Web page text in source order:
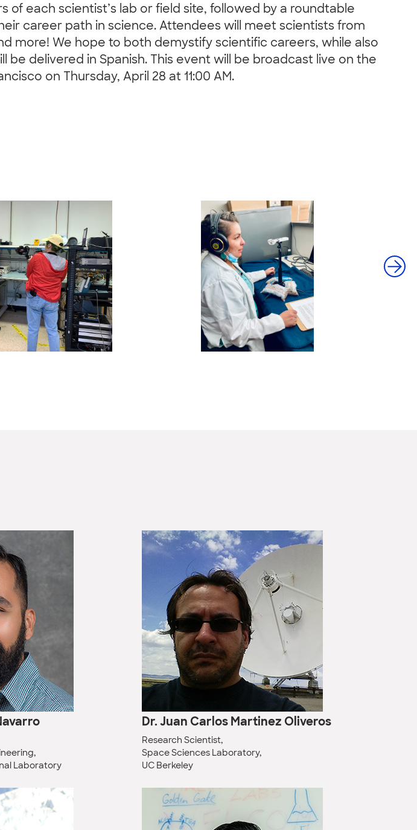
each scientist’s lab or field site, followed by a roundtable
career path in science. Attendees will meet scientists from
more! We hope to both demystify scientific careers, while also
delivered in Spanish. This event will be broadcast live on the
on Thursday, April 28 at 11:00 AM.
Laboratory
Dr. Juan Carlos Martinez Oliveros
Research Scientist,
Space Sciences Laboratory,
UC Berkeley